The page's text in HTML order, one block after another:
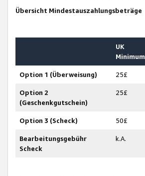
Übersicht Mindestauszahlungsbeträge
UK
Minimum
Option 1 (Überweisung) 25£
Option 2
(Geschenkgutschein)
25£
Option 3 (Scheck) 50£
Bearbeitungsgebühr
Scheck
k.A.